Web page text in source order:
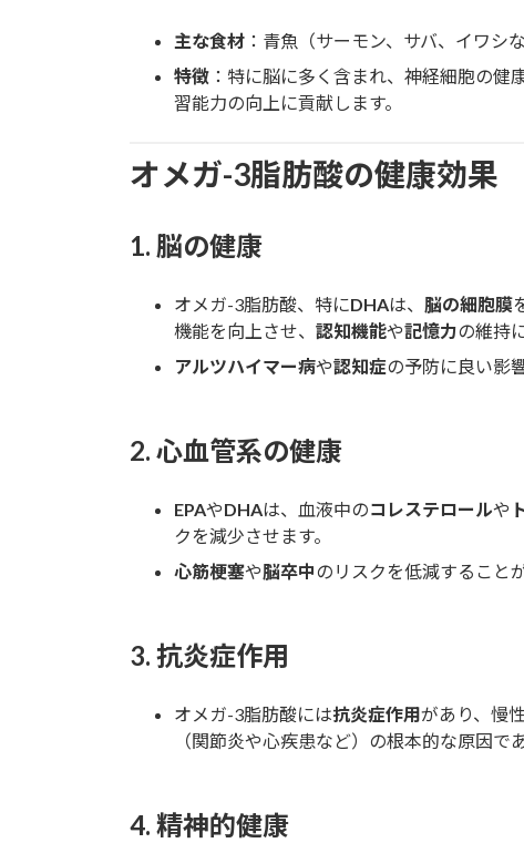
主な食材 ：青魚（サーモン、サバ、イワシな
特徴 ：特に脳に多く含まれ、神経細胞の健
習能力の向上に貢献します。
オメガ-3脂肪酸の健康効果
1. 脳の健康
オメガ-3脂肪酸、特にDHAは、 脳の細胞膜
機能を向上させ、 認知機能や記憶力の維持
アルツハイマー病や認知症の予防に良い影
2. 心血管系の健康
EPAやDHAは、血液中のコレステロールや
クを減少させます。
心筋梗塞や脳卒中のリスクを低減すること
3. 抗炎症作用
オメガ-3脂肪酸には抗炎症作用があり、慢
（関節炎や心疾患など）の根本的な原因で
4. 精神的健康